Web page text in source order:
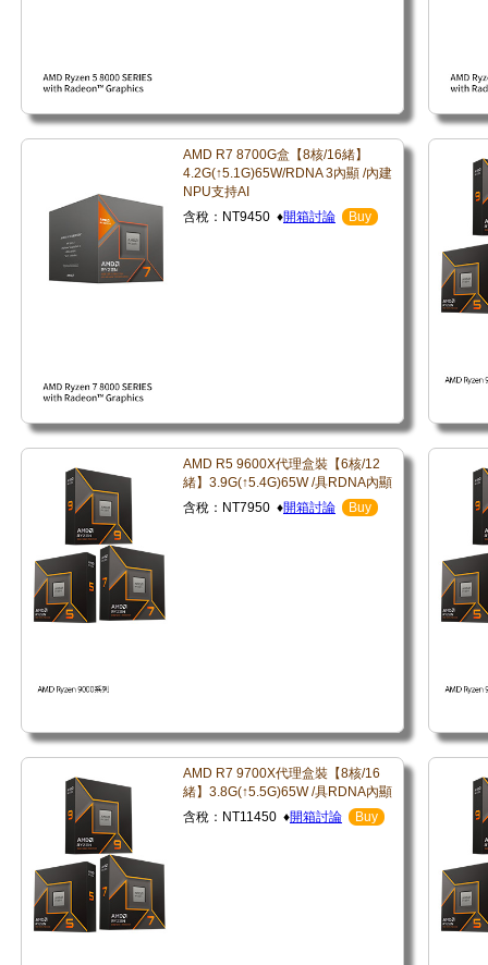
AMD R7 8700G盒【8核/16緒】
4.2G(↑5.1G)65W/RDNA 3內顯 /內建
NPU支持AI
含稅：NT9450 ♦開箱討論 Buy
AMD R5 9600X代理盒裝【6核/12
緒】3.9G(↑5.4G)65W /具RDNA內顯
含稅：NT7950 ♦開箱討論 Buy
AMD R7 9700X代理盒裝【8核/16
緒】3.8G(↑5.5G)65W /具RDNA內顯
含稅：NT11450 ♦開箱討論 Buy